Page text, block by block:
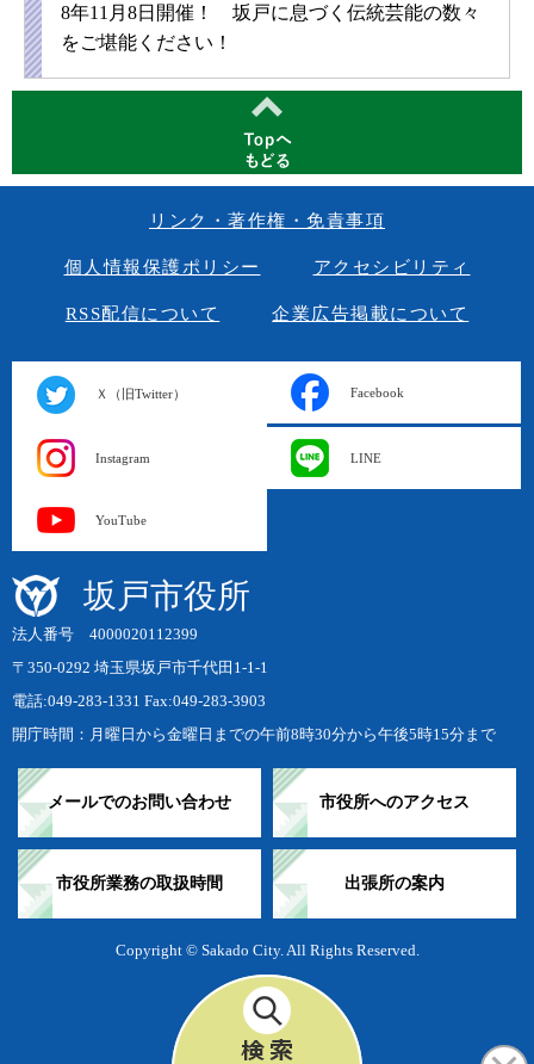
8年11月8日開催！ 坂戸に息づく伝統芸能の数々
をご堪能ください！
リンク・著作権・免責事項
個人情報保護ポリシー アクセシビリティ
RSS配信について 企業広告掲載について
Ｘ（旧Twitter） Facebook
Instagram LINE
YouTube
坂戸市役所
法人番号 4000020112399
〒350-0292 埼玉県坂戸市千代田1-1-1
電話:049-283-1331 Fax:049-283-3903
開庁時間：月曜日から金曜日までの午前8時30分から午後5時15分まで
メールでのお問い合わせ 市役所へのアクセス
市役所業務の取扱時間 出張所の案内
Copyright © Sakado City. All Rights Reserved.